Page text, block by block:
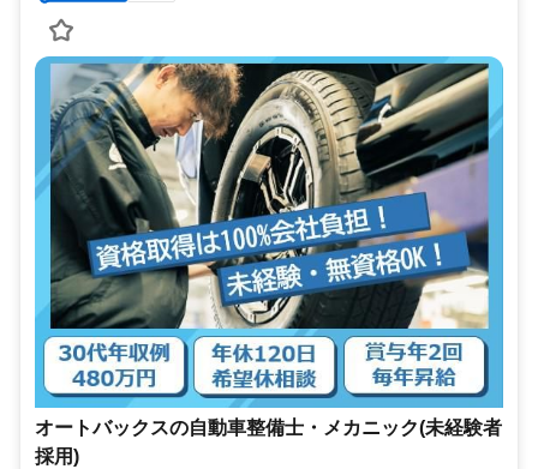
オートバックスの自動車整備士・メカニック(未経験者
採用)